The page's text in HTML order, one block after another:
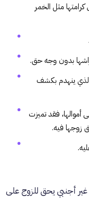
مثل الخمر
بدون وجه حق.
ينهدم بكشف
أموالها، فقد تميزت
زوجها فيه.
أجنبي يحق للزوج على